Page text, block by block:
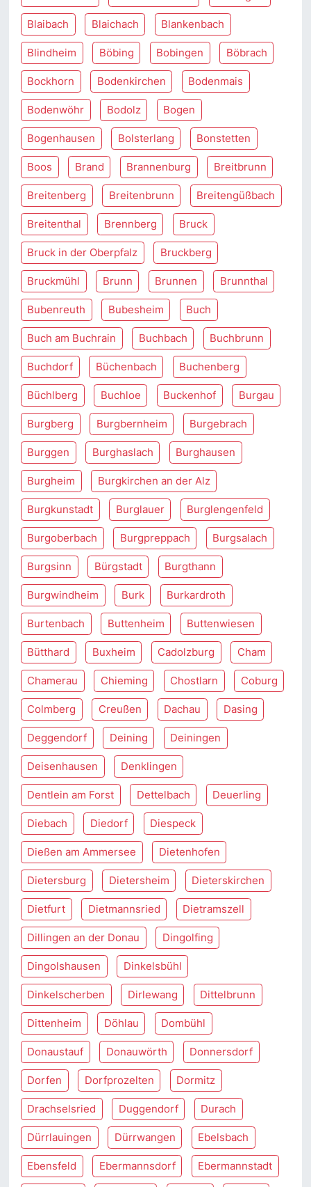
Blaibach Blaichach Blankenbach
Blindheim Böbing Bobingen Böbrach
Bockhorn Bodenkirchen Bodenmais
Bodenwöhr Bodolz Bogen
Bogenhausen Bolsterlang Bonstetten
Boos Brand Brannenburg Breitbrunn
Breitenberg Breitenbrunn Breitengüßbach
Breitenthal Brennberg Bruck
Bruck in der Oberpfalz Bruckberg
Bruckmühl Brunn Brunnen Brunnthal
Bubenreuth Bubesheim Buch
Buch am Buchrain Buchbach Buchbrunn
Buchdorf Büchenbach Buchenberg
Büchlberg Buchloe Buckenhof Burgau
Burgberg Burgbernheim Burgebrach
Burggen Burghaslach Burghausen
Burgheim Burgkirchen an der Alz
Burgkunstadt Burglauer Burglengenfeld
Burgoberbach Burgpreppach Burgsalach
Burgsinn Bürgstadt Burgthann
Burgwindheim Burk Burkardroth
Burtenbach Buttenheim Buttenwiesen
Bütthard Buxheim Cadolzburg Cham
Chamerau Chieming Chostlarn Coburg
Colmberg Creußen Dachau Dasing
Deggendorf Deining Deiningen
Deisenhausen Denklingen
Dentlein am Forst Dettelbach Deuerling
Diebach Diedorf Diespeck
Dießen am Ammersee Dietenhofen
Dietersburg Dietersheim Dieterskirchen
Dietfurt Dietmannsried Dietramszell
Dillingen an der Donau Dingolfing
Dingolshausen Dinkelsbühl
Dinkelscherben Dirlewang Dittelbrunn
Dittenheim Döhlau Dombühl
Donaustauf Donauwörth Donnersdorf
Dorfen Dorfprozelten Dormitz
Drachselsried Duggendorf Durach
Dürrlauingen Dürrwangen Ebelsbach
Ebensfeld Ebermannsdorf Ebermannstadt